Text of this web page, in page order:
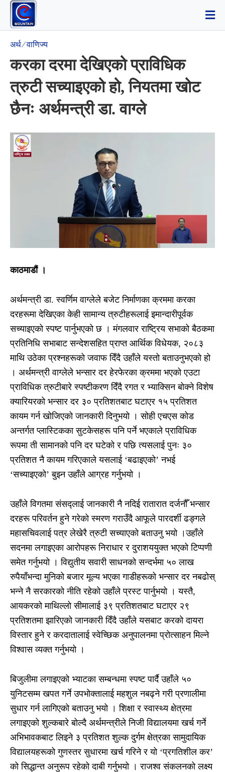
अर्थ ⁄ वाणिज्य
करका दरमा देखिएको प्राविधिक
त्रुटी सच्याइएको हो, नियतमा खोट
छैनः अर्थमन्त्री डा. वाग्ले
काठमाडौं ।
अर्थमन्त्री डा. स्वर्णिम वाग्लेले बजेट निर्माणका क्रममा करका
दरहरूमा देखिएका केही सामान्य त्रुटीहरूलाई इमान्दारीपूर्वक
सच्याइएको स्पष्ट पार्नुभएको छ । मंगलवार राष्ट्रिय सभाको बैठकमा
प्रतिनिधि सभाबाट सन्देशसहित प्राप्त आर्थिक विधेयक, २०८३
माथि उठेका प्रश्नहरूको जवाफ दिँदै उहाँले यस्तो बताउनुभएको हो
। अर्थमन्त्री वाग्लेले भन्सार दर हेरफेरका क्रममा भएको एउटा
प्राविधिक त्रुटीबारे स्पष्टीकरण दिँदै रगत र भ्याक्सिन बोक्ने विशेष
क्यारियरको भन्सार दर ३० प्रतिशतबाट घटाएर १५ प्रतिशत
कायम गर्न खोजिएको जानकारी दिनुभयो । सोही एचएस कोड
अन्तर्गत प्लास्टिकका सुटकेसहरू पनि पर्ने भएकाले प्राविधिक
रूपमा ती सामानको पनि दर घटेको र पछि त्यसलाई पुनः ३०
प्रतिशत नै कायम गरिएकाले यसलाई ‘बढाइएको’ नभई
‘सच्याइएको’ बुझ्न उहाँले आग्रह गर्नुभयो ।
उहाँले विगतमा संसद्लाई जानकारी नै नदिई रातारात दर्जनौँ भन्सार
दरहरू परिवर्तन हुने गरेको स्मरण गराउँदै आफूले पारदर्शी ढङ्गले
महासचिवलाई पत्र लेखेरै त्रुटी सच्याएको बताउनु भयो ।उहाँले
सदनमा लगाइएका आरोपहरू निराधार र दुराशययुक्त भएको टिप्पणी
समेत गर्नुभयो । विद्युतीय सवारी साधनको सन्दर्भमा ५० लाख
रुपैयाँभन्दा मुनिको बजार मूल्य भएका गाडीहरूको भन्सार दर नबढोस्
भन्ने नै सरकारको नीति रहेको उहाँले प्रस्ट पार्नुभयो । यस्तै,
आयकरको माथिल्लो सीमालाई ३९ प्रतिशतबाट घटाएर २९
प्रतिशतमा झारिएको जानकारी दिँदै उहाँले यसबाट करको दायरा
विस्तार हुने र करदातालाई स्वेच्छिक अनुपालनमा प्रोत्साहन मिल्ने
विश्वास व्यक्त गर्नुभयो ।
बिजुलीमा लगाइएको भ्याटका सम्बन्धमा स्पष्ट पार्दै उहाँले ५०
युनिटसम्म खपत गर्ने उपभोक्तालाई महशुल नबढ्ने गरी प्रणालीमा
सुधार गर्न लागिएको बताउनु भयो । शिक्षा र स्वास्थ्य क्षेत्रमा
लगाइएको शुल्कबारे बोल्दै अर्थमन्त्रीले निजी विद्यालयमा खर्च गर्ने
अभिभावकबाट लिइने ३ प्रतिशत शुल्क दुर्गम क्षेत्रका सामुदायिक
विद्यालयहरूको गुणस्तर सुधारमा खर्च गरिने र यो ‘प्रगतिशील कर’
को सिद्धान्त अनुरूप रहेको दाबी गर्नुभयो । राजश्व संकलनको लक्ष्य